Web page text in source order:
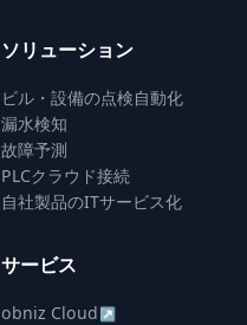
ソリューション
ビル・設備の点検自動化
漏水検知
故障予測
PLCクラウド接続
自社製品のITサービス化
サービス
obniz Cloud ↗